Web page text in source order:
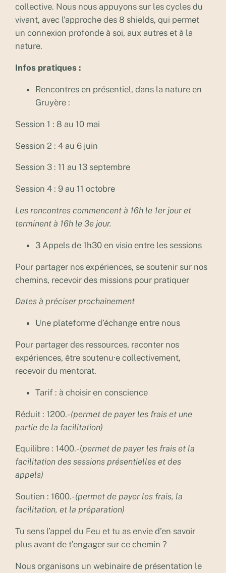
collective. Nous nous appuyons sur les cycles du
vivant, avec l’approche des 8 shields, qui permet
un connexion profonde à soi, aux autres et à la
nature.
Infos pratiques :
Rencontres en présentiel, dans la nature en
Gruyère :
Session 1 : 8 au 10 mai
Session 2 : 4 au 6 juin
Session 3 : 11 au 13 septembre
Session 4 : 9 au 11 octobre
Les rencontres commencent à 16h le 1er jour et
terminent à 16h le 3e jour.
3 Appels de 1h30 en visio entre les sessions
Pour partager nos expériences, se soutenir sur nos
chemins, recevoir des missions pour pratiquer
Dates à préciser prochainement
Une plateforme d’échange entre nous
Pour partager des ressources, raconter nos
expériences, être soutenu·e collectivement,
recevoir du mentorat.
Tarif : à choisir en conscience
Réduit : 1200.-(permet de payer les frais et une
partie de la facilitation)
Equilibre : 1400.- (permet de payer les frais et la
facilitation des sessions présentielles et des
appels)
Soutien : 1600.-(permet de payer les frais, la
facilitation, et la préparation)
Tu sens l’appel du Feu et tu as envie d’en savoir
plus avant de t’engager sur ce chemin ?
Nous organisons un webinaire de présentation le